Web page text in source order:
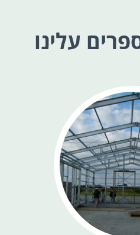
עלינו